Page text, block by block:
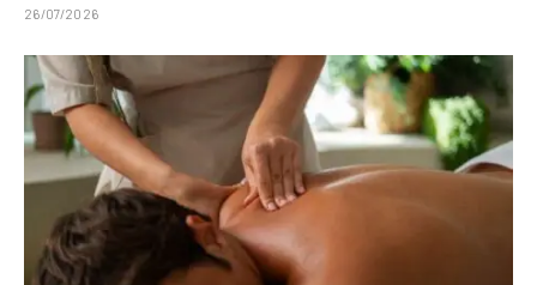
26/07/2026